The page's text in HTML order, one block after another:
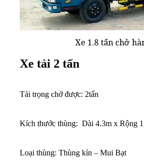
Xe 1.8 tấn chở
Xe tải 2 tấn
Tải trọng chở được: 2tấn
Kích thước thùng: Dài 4.3m x Rộng
Loại thùng: Thùng kín – Mui Bạt